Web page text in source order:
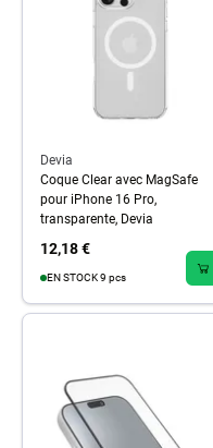
Devia
Coque Clear avec MagSafe
pour iPhone 16 Pro,
transparente, Devia
12,18 €
EN STOCK 9 pcs